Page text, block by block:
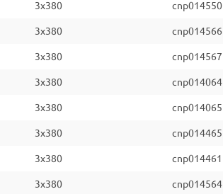
3x380 cnp014550
3x380 cnp014566
3x380 cnp014567
3x380 cnp014064
3x380 cnp014065
3x380 cnp014465
3x380 cnp014461
3x380 cnp014564